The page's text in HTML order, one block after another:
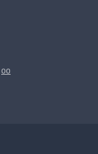
00